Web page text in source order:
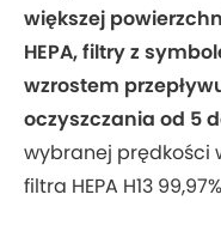
większej
HEPA, filtry z
wzrostem
oczyszczania od 5
wybranej prędkości
filtra HEPA H13